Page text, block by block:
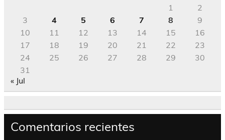
1
2
3
4 5 6 7 8
9
10
11 12 13 14 15
16
17
18 19 20 21 22
23
24
25 26 27 28 29
30
31
« Jul
Comentarios recientes